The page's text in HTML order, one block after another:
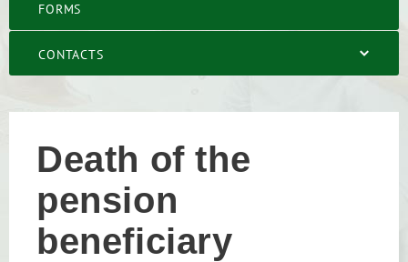
FORMS
CONTACTS
Death of the
pension
beneficiary